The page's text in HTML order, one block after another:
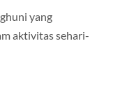
yang
aktivitas sehari-